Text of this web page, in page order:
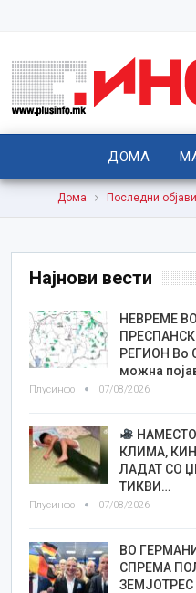
ДОМА
Дома Последни објави
Најнови вести
НЕВРЕМЕ ВО
РЕГИОН Во
можна
Плусинфо 07/08/2026
КЛИМА,
ЛАДАТ СО
ТИКВИ…
Плусинфо 07/08/2026
ВО
СПРЕМА
ЗЕМЈОТРЕС